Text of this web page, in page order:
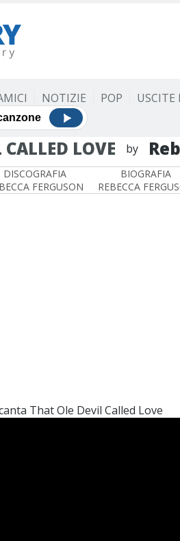
NOTIZIE POP USCITE
LOVE by
DISCOGRAFIA
FERGUSON
BIOGRAFIA
REBECCA
That Ole Devil Called Love